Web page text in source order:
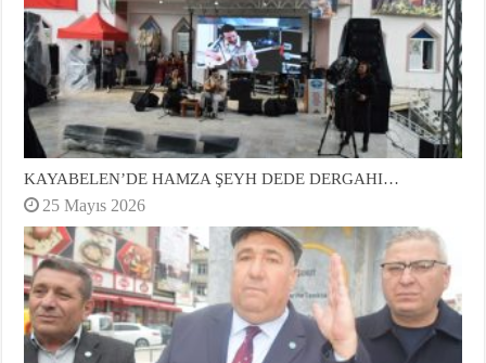
KAYABELEN’DE HAMZA ŞEYH DEDE DERGAHI…
25 Mayıs 2026